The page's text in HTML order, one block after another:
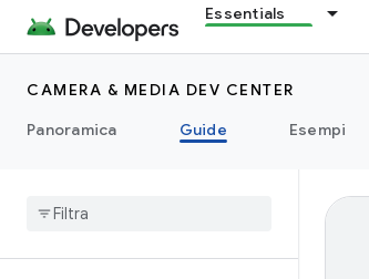
Essentials
CAMERA & MEDIA DEV CENTER
Panoramica
Guide Esempi